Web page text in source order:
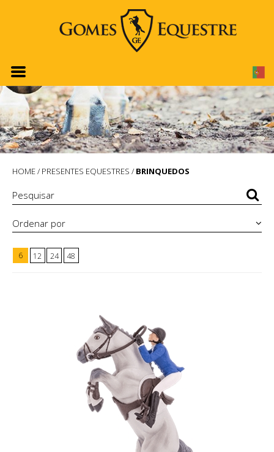
HOME/ PRESENTES EQUESTRES / BRINQUEDOS
Ordenar por
6 12 24 48